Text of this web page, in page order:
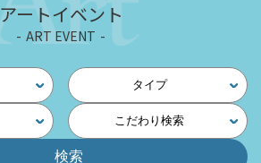
アートイベント
ART EVENT
タイプ
こだわり検索